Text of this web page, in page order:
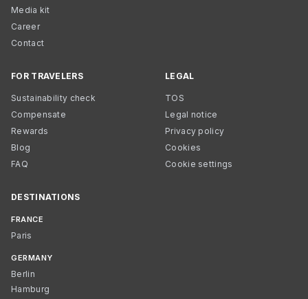
Media kit
Career
Contact
FOR TRAVELERS
Sustainability check
Compensate
Rewards
Blog
FAQ
LEGAL
TOS
Legal notice
Privacy policy
Cookies
Cookie settings
DESTINATIONS
FRANCE
Paris
GERMANY
Berlin
Hamburg